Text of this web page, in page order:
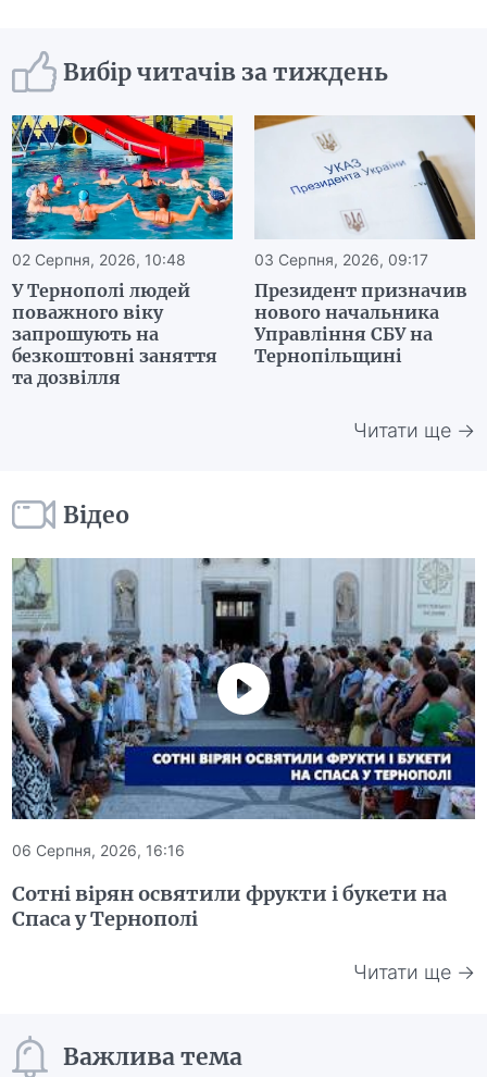
Вибір читачів за тиждень
02 Серпня, 2026, 10:48
У Тернополі людей
поважного віку
запрошують на
безкоштовні заняття
та дозвілля
03 Серпня, 2026, 09:17
Президент призначив
нового начальника
Управління СБУ на
Тернопільщині
Читати ще →
Відео
06 Серпня, 2026, 16:16
Сотні вірян освятили фрукти і букети на
Спаса у Тернополі
Читати ще →
Важлива тема